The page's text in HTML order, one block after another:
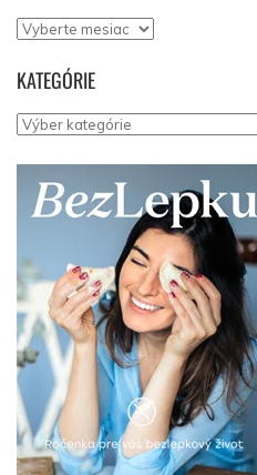
Archív
KATEGÓRIE
Kategórie